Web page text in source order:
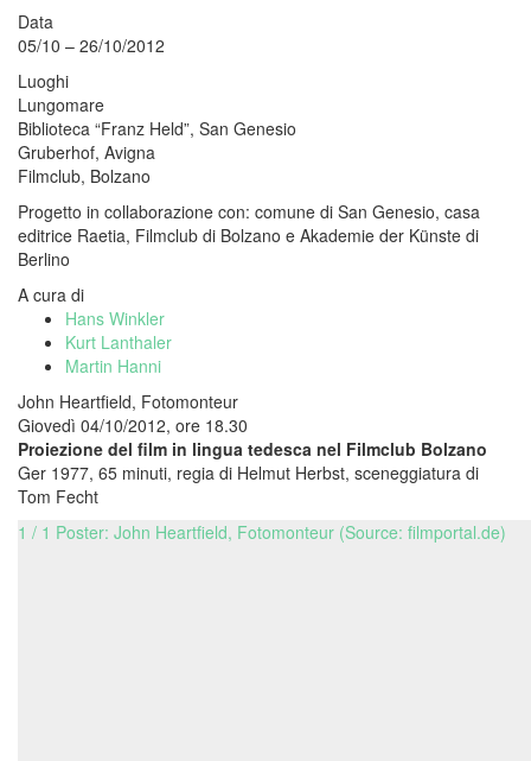
Data
05/10 – 26/10/2012
Luoghi
Lungomare
Biblioteca “Franz Held”, San Genesio
Gruberhof, Avigna
Filmclub, Bolzano
Progetto in collaborazione con: comune di San Genesio, casa
editrice Raetia, Filmclub di Bolzano e Akademie der Künste di
Berlino
A cura di
Hans Winkler
Kurt Lanthaler
Martin Hanni
John Heartfield, Fotomonteur
Giovedì 04/10/2012, ore 18.30
Proiezione del film in lingua tedesca nel Filmclub Bolzano
Ger 1977, 65 minuti, regia di Helmut Herbst, sceneggiatura di
Tom Fecht
1 / 1 Poster: John Heartfield, Fotomonteur (Source: filmportal.de)